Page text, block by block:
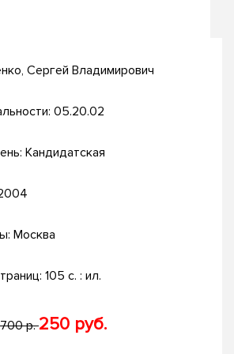
Сергей Владимирович
05.20.02
Кандидатская
Москва
105 с. : ил.
700 р.250 руб.